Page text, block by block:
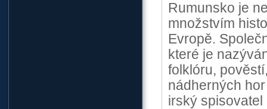
Rumunsko je
množstvím
Evropě.
které je
folklóru,
nádherných
irský spisovatel